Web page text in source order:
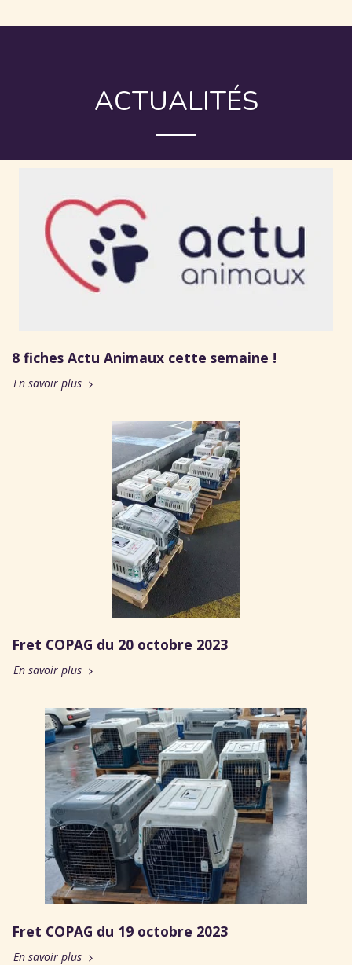
ACTUALITÉS
8 fiches Actu Animaux cette semaine !
En savoir plus
Fret COPAG du 20 octobre 2023
En savoir plus
Fret COPAG du 19 octobre 2023
En savoir plus